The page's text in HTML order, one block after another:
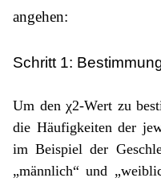
angehen:
Schritt 1:
Um den χ2-Wert zu
die Häufigkeiten der
im Beispiel der
„männlich“ und